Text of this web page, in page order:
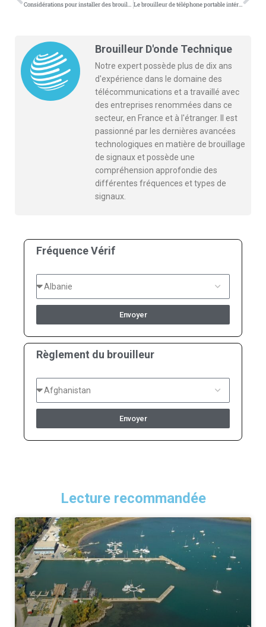
Le brouilleur de téléphone portable intérieur peut-il être utilisé à l’extérieur?
Brouilleur D'onde Technique
Notre expert possède plus de dix ans
d'expérience dans le domaine des
télécommunications et a travaillé avec
des entreprises renommées dans ce
secteur, en France et à l'étranger. Il est
passionné par les dernières avancées
technologiques en matière de brouillage
de signaux et possède une
compréhension approfondie des
différentes fréquences et types de
signaux.
Fréquence Vérif
Envoyer
Règlement du brouilleur
Envoyer
Lecture recommandée